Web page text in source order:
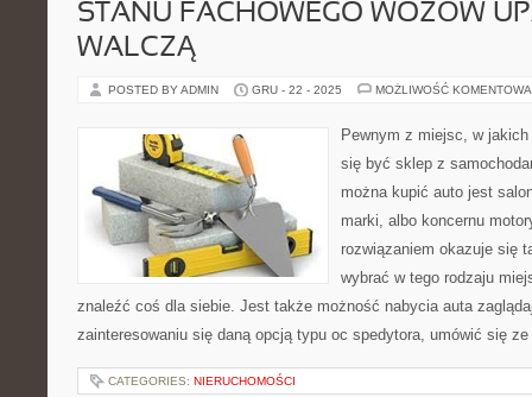
STANU FACHOWEGO WOZÓW
WALCZĄ
POSTED BY ADMIN GRU - 22 - 2025 MOŻLIWOŚĆ
Pewnym z miejsc, w
się być sklep z
można kupić auto jest
marki, albo koncernu
rozwiązaniem okazuje się
wybrać w tego rodzaju
znaleźć coś dla siebie. Jest także możność nabycia auta
zainteresowaniu się daną opcją typu oc spedytora, umówić się
CATEGORIES: NIERUCHOMOŚCI